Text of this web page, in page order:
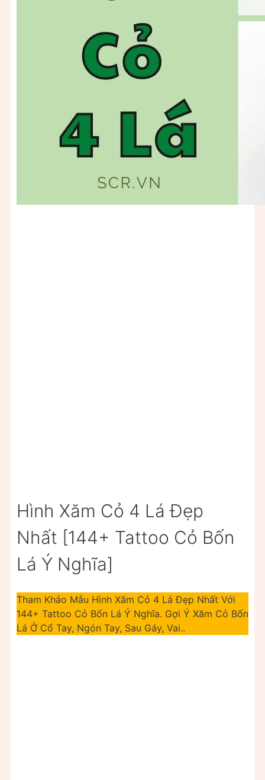
Hình Xăm Cỏ 4 Lá Đẹp
Nhất [144+ Tattoo Cỏ Bốn
Lá Ý Nghĩa]
Tham Khảo Mẫu Hình Xăm Cỏ 4 Lá Đẹp Nhất Với
144+ Tattoo Cỏ Bốn Lá Ý Nghĩa. Gợi Ý Xăm Cỏ Bốn
Lá Ở Cổ Tay, Ngón Tay, Sau Gáy, Vai..